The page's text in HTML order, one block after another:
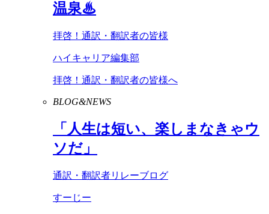
温泉♨
拝啓！通訳・翻訳者の皆様
ハイキャリア編集部
拝啓！通訳・翻訳者の皆様へ
BLOG&NEWS
「人生は短い、楽しまなきゃウ
ソだ」
通訳・翻訳者リレーブログ
すーじー